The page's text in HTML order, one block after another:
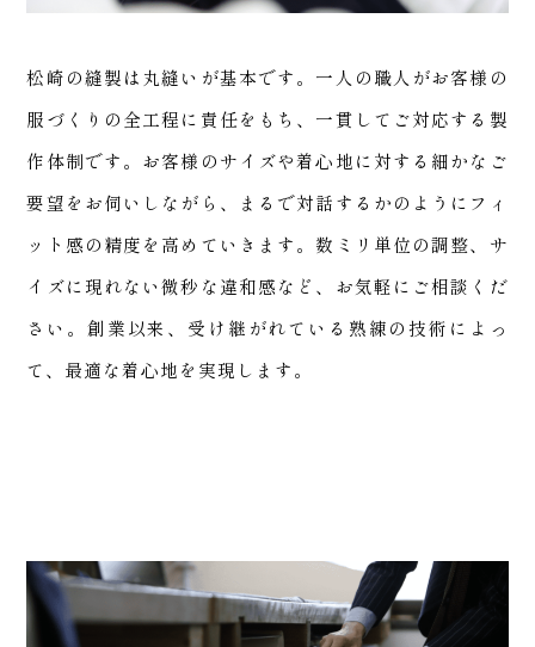
お知
らせ
松崎の縫製は丸縫いが基本です。一人の職人がお客様の
服づくりの全工程に責任をもち、一貫してご対応する製
作体制です。お客様のサイズや着心地に対する細かなご
要望をお伺いしながら、まるで対話するかのようにフィ
ット感の精度を高めていきます。数ミリ単位の調整、サ
イズに現れない微秒な違和感など、お気軽にご相談くだ
さい。創業以来、受け継がれている熟練の技術によっ
て、最適な着心地を実現します。